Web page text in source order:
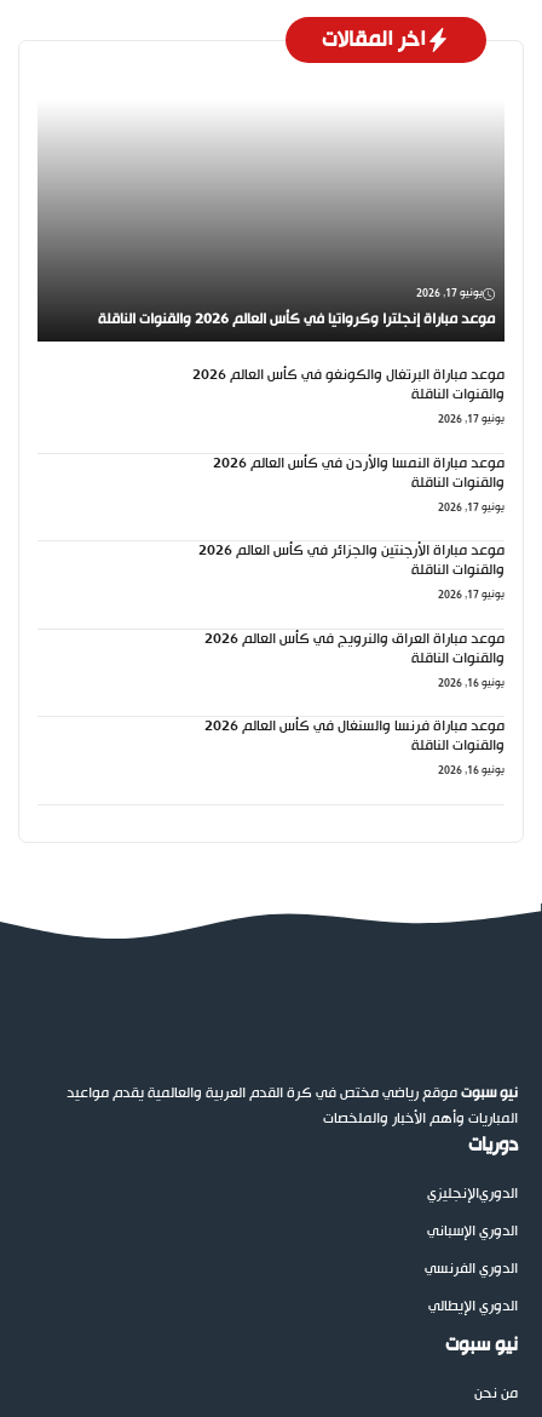
اخر المقالات
يونيو 17, 2026
موعد مباراة إنجلترا وكرواتيا في كأس العالم 2026 والقنوات الناقلة
موعد مباراة البرتغال والكونغو في كأس العالم 2026
والقنوات الناقلة
يونيو 17, 2026
موعد مباراة النمسا والأردن في كأس العالم 2026
والقنوات الناقلة
يونيو 17, 2026
موعد مباراة الأرجنتين والجزائر في كأس العالم 2026
والقنوات الناقلة
يونيو 17, 2026
موعد مباراة العراق والنرويج في كأس العالم 2026
والقنوات الناقلة
يونيو 16, 2026
موعد مباراة فرنسا والسنغال في كأس العالم 2026
والقنوات الناقلة
يونيو 16, 2026
نيو سبوتموقع رياضي مختص في كرة القدم العربية والعالمية يقدم مواعيد
المباريات وأهم الأخبار والملخصات
دوريات
الدوريالإنجليزي
الدوري الإسباني
الدوري الفرنسي
الدوري الإيطالي
نيو سبوت
من نحن